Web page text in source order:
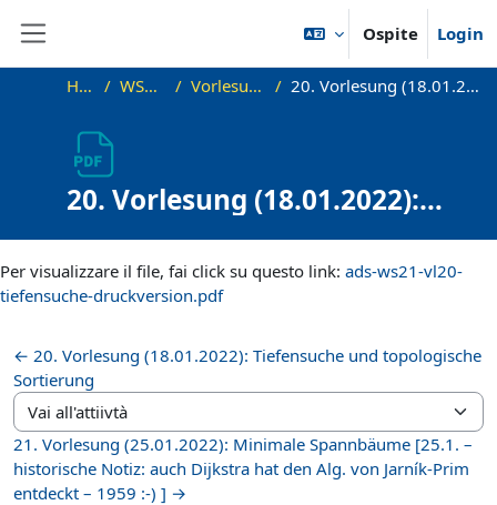
Ospite Login
Home WS21_ADS Vorlesungsfolien 20. Vorlesung (18.01.2022): Druckversion
20. Vorlesung (18.01.2022):
Druckversion
Per visualizzare il file, fai click su questo link: ads-ws21-vl20-
tiefensuche-druckversion.pdf
← 20. Vorlesung (18.01.2022): Tiefensuche und topologische
Sortierung
Vai all'attiivtà
21. Vorlesung (25.01.2022): Minimale Spannbäume [25.1. –
historische Notiz: auch Dijkstra hat den Alg. von Jarník-Prim
entdeckt – 1959 :-) ] →